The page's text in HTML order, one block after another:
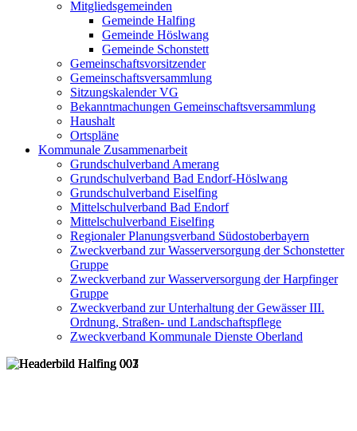
Mitgliedsgemeinden
Gemeinde Halfing
Gemeinde Höslwang
Gemeinde Schonstett
Gemeinschaftsvorsitzender
Gemeinschaftsversammlung
Sitzungskalender VG
Bekanntmachungen Gemeinschaftsversammlung
Haushalt
Ortspläne
Kommunale Zusammenarbeit
Grundschulverband Amerang
Grundschulverband Bad Endorf-Höslwang
Grundschulverband Eiselfing
Mittelschulverband Bad Endorf
Mittelschulverband Eiselfing
Regionaler Planungsverband Südostoberbayern
Zweckverband zur Wasserversorgung der Schonstetter
Gruppe
Zweckverband zur Wasserversorgung der Harpfinger
Gruppe
Zweckverband zur Unterhaltung der Gewässer III.
Ordnung, Straßen- und Landschaftspflege
Zweckverband Kommunale Dienste Oberland